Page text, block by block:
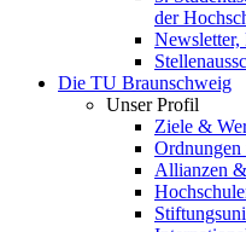
der
Newsletter,
Die TU Braunschweig
Unser Profil
Ziele &
Allianzen